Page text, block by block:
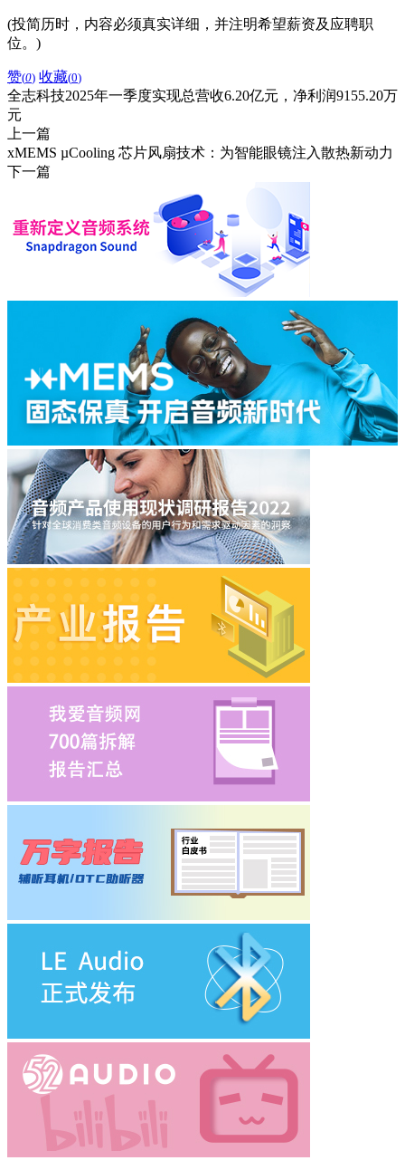
(投简历时，内容必须真实详细，并注明希望薪资及应聘职
位。)
赞(0) 收藏(0)
全志科技2025年一季度实现总营收6.20亿元，净利润9155.20万
元
上一篇
xMEMS µCooling 芯片风扇技术：为智能眼镜注入散热新动力
下一篇